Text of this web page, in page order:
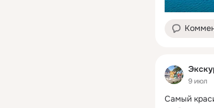
9 июл
Самый